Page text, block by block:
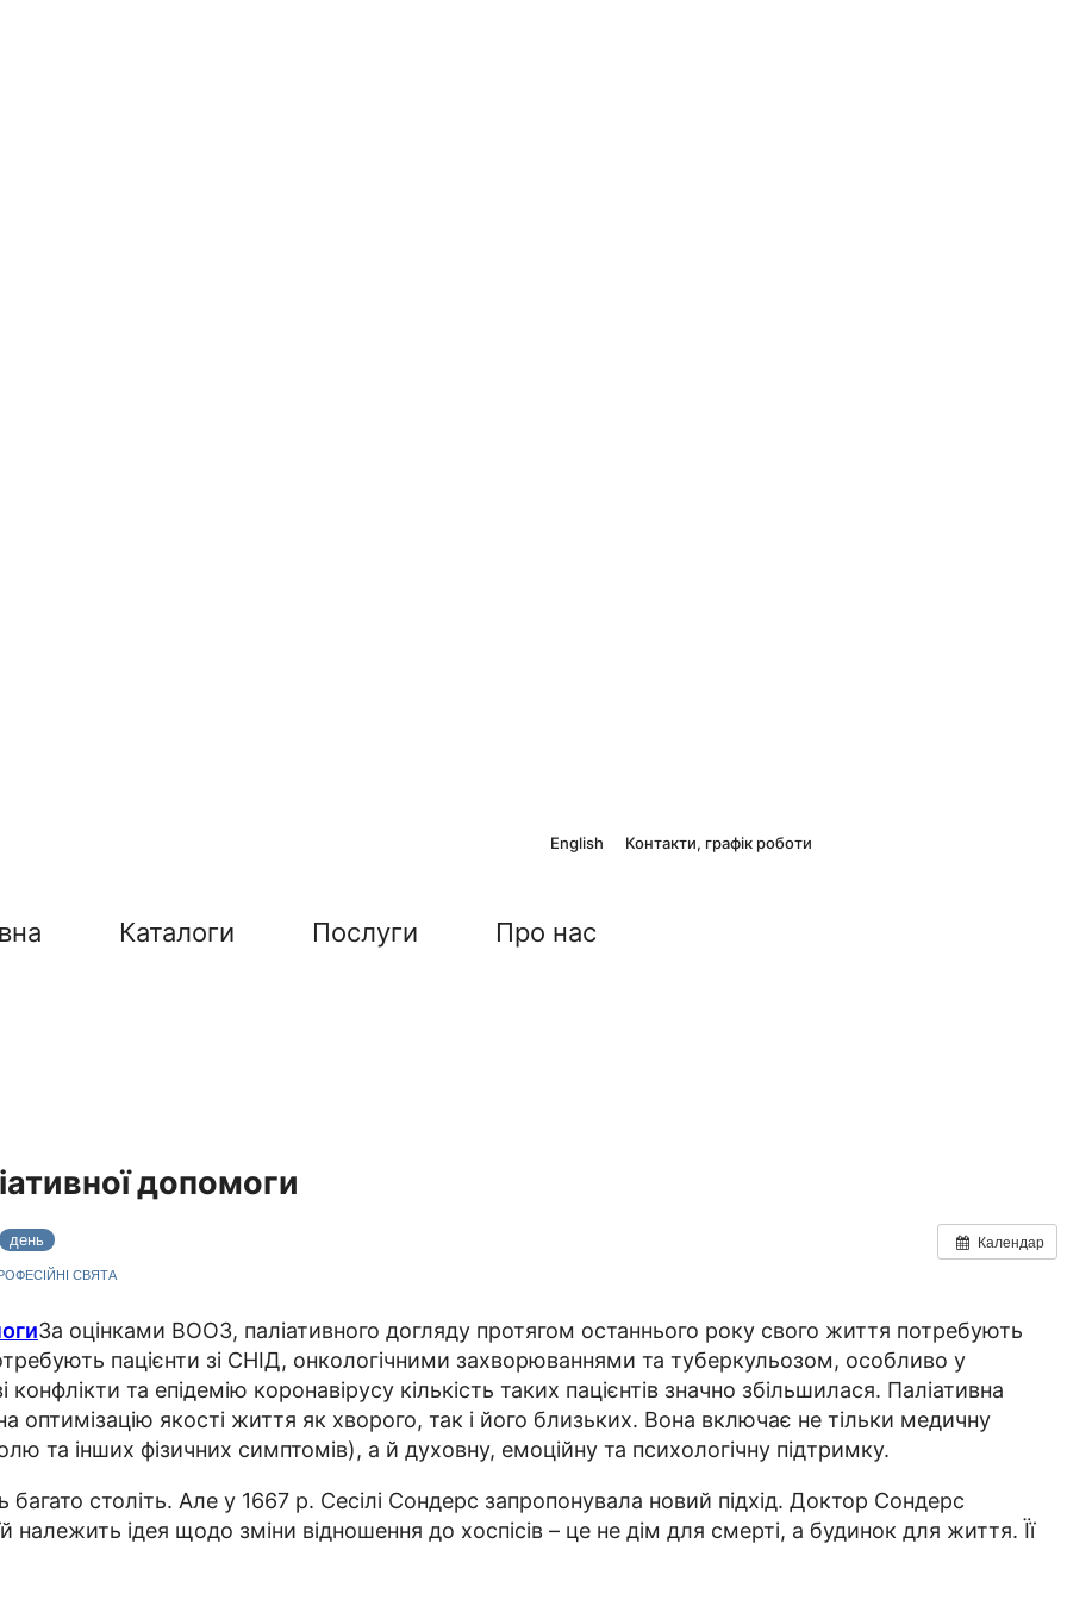
English Контакти, графік роботи
Каталоги Послуги Про нас
допомоги
Календар
день
СВЯТА
За оцінками ВООЗ, паліативного догляду протягом останнього року свого життя потребують
пацієнти зі СНІД, онкологічними захворюваннями та туберкульозом, особливо у
конфлікти та епідемію коронавірусу кількість таких пацієнтів значно збільшилася. Паліативна
оптимізацію якості життя як хворого, так і його близьких. Вона включає не тільки медичну
та інших фізичних симптомів), а й духовну, емоційну та психологічну підтримку.
століть. Але у 1667 р. Сесілі Сондерс запропонувала новий підхід. Доктор Сондерс
належить ідея щодо зміни відношення до хоспісів – це не дім для смерті, а будинок для життя. Її